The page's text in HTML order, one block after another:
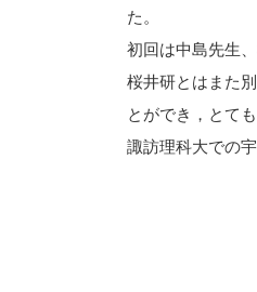
た。
初回は中島先生
桜井研とはまた
とができ，とて
諏訪理科大での